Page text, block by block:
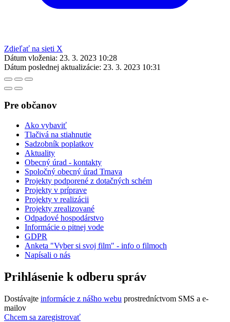
Zdieľať na sieti X
Dátum vloženia: 23. 3. 2023 10:28
Dátum poslednej aktualizácie: 23. 3. 2023 10:31
Pre občanov
Ako vybaviť
Tlačivá na stiahnutie
Sadzobník poplatkov
Aktuality
Obecný úrad - kontakty
Spoločný obecný úrad Trnava
Projekty podporené z dotačných schém
Projekty v príprave
Projekty v realizácii
Projekty zrealizované
Odpadové hospodárstvo
Informácie o pitnej vode
GDPR
Anketa "Vyber si svoj film" - info o filmoch
Napísali o nás
Prihlásenie k odberu správ
Dostávajte informácie z nášho webu prostredníctvom SMS a e-
mailov
Chcem sa zaregistrovať